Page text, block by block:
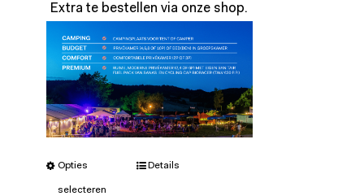
Extra te bestellen via onze shop.
Opties
selecteren
Details